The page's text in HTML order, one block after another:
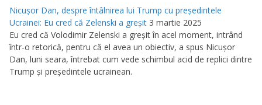
Nicuşor Dan, despre întâlnirea lui Trump cu preşedintele
Ucrainei: Eu cred că Zelenski a greşit 3 martie 2025
Eu cred că Volodimir Zelenski a greşit în acel moment, intrând
într-o retorică, pentru că el avea un obiectiv, a spus Nicuşor
Dan, luni seara, întrebat cum vede schimbul acid de replici dintre
Trump şi preşedintele ucrainean.